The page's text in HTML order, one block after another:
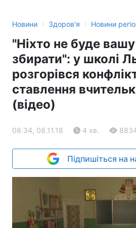
Новини › Здоров'я › Новини
"Ніхто не буде
збирати": у школі
розгорівся
ставлення
(відео)
08:34, 08.11.18 4 хв.
Підпишіться на